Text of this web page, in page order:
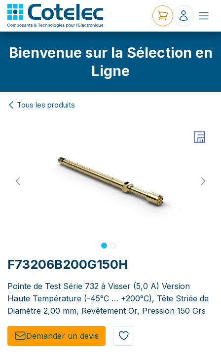
Bienvenue sur la Sélection en
Ligne
Tous les produits
F73206B200G150H
Pointe de Test Série 732 à Visser (5,0 A) Version
Haute Température (-45°C … +200°C), Tête Striée de
Diamètre 2,00 mm, Revêtement Or, Pression 150 Grs
Demander un de​​vis​​